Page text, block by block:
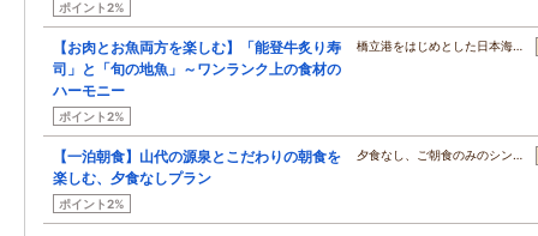
ポイント2%
【お肉とお魚両方を楽しむ】「能登牛炙り寿
司」と「旬の地魚」～ワンランク上の食材の
ハーモニー
ポイント2%
橋立港をはじめとした日本海…
【一泊朝食】山代の源泉とこだわりの朝食を
楽しむ、夕食なしプラン
ポイント2%
夕食なし、ご朝食のみのシン…